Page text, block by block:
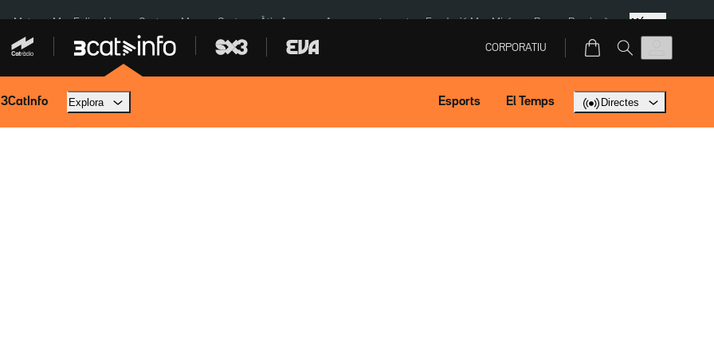
a Meta Mor Felipe Lipe Ceuta Menors Ceuta Àtic Ayuso Aparcament agost Fundació Mas Miró eBay Perpinyà Més
CORPORATIU
3CatInfo Explora Esports El Temps Directes